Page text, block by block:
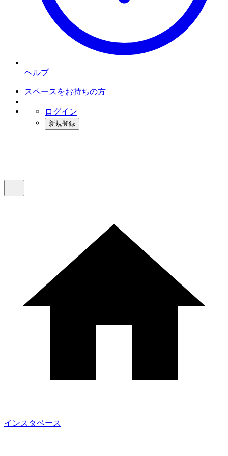
ヘルプ
スペースをお持ちの方
ログイン
新規登録
インスタベース